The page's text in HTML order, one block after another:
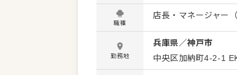
◎キッチン業務 自慢
ュアルを完備してい
【将来的にお任せし
在庫管理や発注、ア
マーケティングやイベントの企画立案など。
るため、店長はもち
職種
店長・マネージャー（
勤務地
兵庫県／神戸市
中央区加納町4-2-1